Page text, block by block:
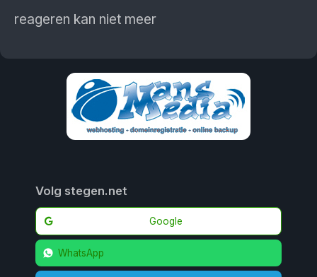
reageren kan niet meer
Volg stegen.net
Google
WhatsApp